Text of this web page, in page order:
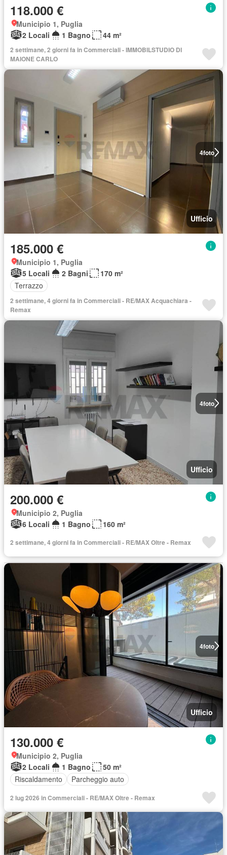
118.000 €
Municipio 1, Puglia
2 Locali
1 Bagno 44 m²
2 settimane, 2 giorni fa in Commerciali - IMMOBILSTUDIO DI
MAIONE CARLO
4foto
Ufficio
185.000 €
Municipio 1, Puglia
5 Locali
2 Bagni
170 m²
Terrazzo
2 settimane, 4 giorni fa in Commerciali - RE/MAX Acquachiara -
Remax
4foto
Ufficio
200.000 €
Municipio 2, Puglia
6 Locali
1 Bagno 160 m²
2 settimane, 4 giorni fa in Commerciali - RE/MAX Oltre - Remax
4foto
Ufficio
130.000 €
Municipio 2, Puglia
2 Locali
1 Bagno
50 m²
Riscaldamento
Parcheggio auto
2 lug 2026 in Commerciali - RE/MAX Oltre - Remax